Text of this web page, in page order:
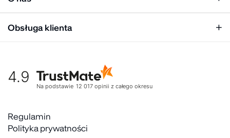
Panel hurtowy
Biuro prasowe
Kultura organizacyjna
Rekrutujemy
Obsługa klienta
Warunki dostawy
Zwroty
Kontakt
FAQ
4.9
Na podstawie 12 017opinii z całego okresu
Regulamin
Polityka prywatności